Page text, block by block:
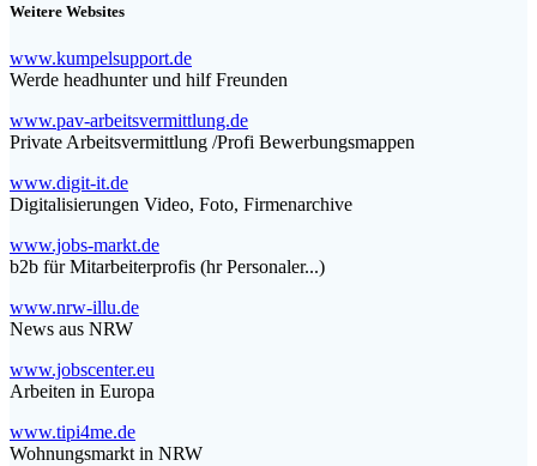
Weitere Websites
www.kumpelsupport.de
Werde headhunter und hilf Freunden
www.pav-arbeitsvermittlung.de
Private Arbeitsvermittlung /Profi Bewerbungsmappen
www.digit-it.de
Digitalisierungen Video, Foto, Firmenarchive
www.jobs-markt.de
b2b für Mitarbeiterprofis (hr Personaler...)
www.nrw-illu.de
News aus NRW
www.jobscenter.eu
Arbeiten in Europa
www.tipi4me.de
Wohnungsmarkt in NRW